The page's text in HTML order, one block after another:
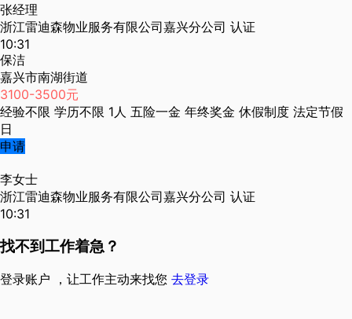
张经理
浙江雷迪森物业服务有限公司嘉兴分公司 认证
10:31
保洁
嘉兴市南湖街道
3100-3500元
经验不限 学历不限 1人 五险一金 年终奖金 休假制度 法定节假
日
申请
李女士
浙江雷迪森物业服务有限公司嘉兴分公司 认证
10:31
找不到工作着急？
登录账户 ，让工作主动来找您 去登录